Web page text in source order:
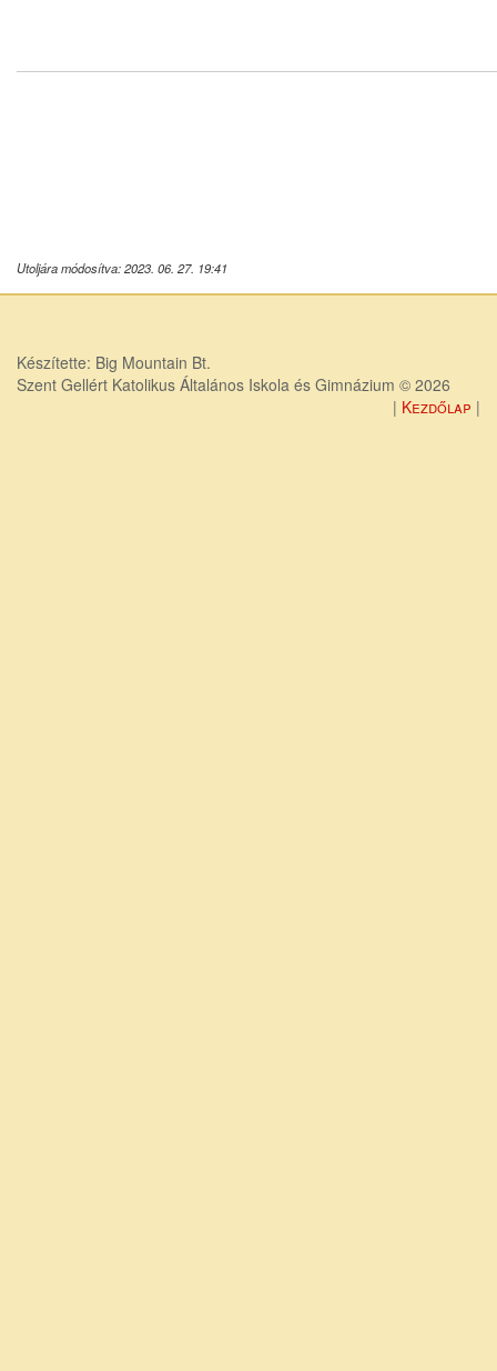
Utoljára módosítva: 2023. 06. 27. 19:41
Készítette: Big Mountain Bt.
Szent Gellért Katolikus Általános Iskola és Gimnázium © 2026
Kezdőlap